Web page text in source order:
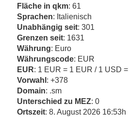
Fläche in qkm: 61
Sprachen: Italienisch
Unabhängig seit: 301
Grenzen seit: 1631
Währung: Euro
Währungscode: EUR
EUR: 1 EUR = 1 EUR / 1 USD
Vorwahl : +378
Domain: .sm
Unterschied zu MEZ: 0
Ortszeit: 8. August 2026 16:53h